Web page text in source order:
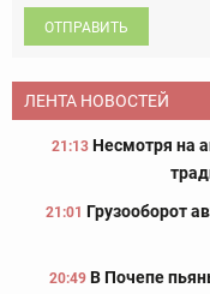
ОТПРАВИТЬ
ЛЕНТА НОВОСТЕЙ
21:13 Несмотря на
21:01 Грузооборот
20:49 В Почепе